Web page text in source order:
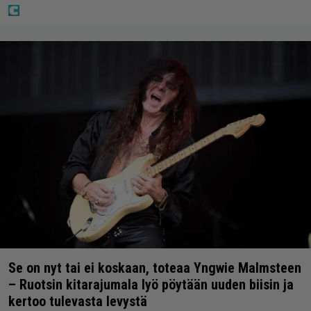
Se on nyt tai ei koskaan, toteaa Yngwie Malmsteen
– Ruotsin kitarajumala lyö pöytään uuden biisin ja
kertoo tulevasta levystä